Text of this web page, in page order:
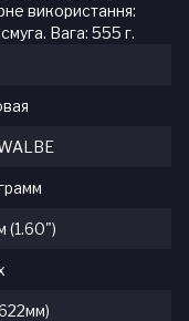
використання:
Вага: 555 г.
(1.60")